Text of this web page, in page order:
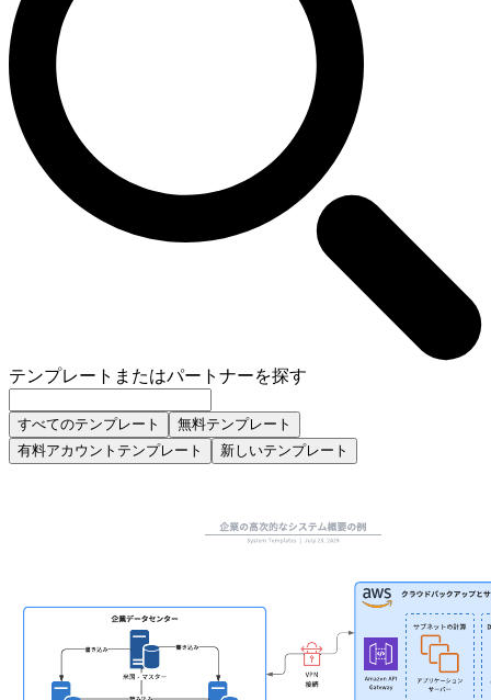
テンプレートまたはパートナーを探す
すべてのテンプレート
無料テンプレート
有料アカウントテンプレート
新しいテンプレート